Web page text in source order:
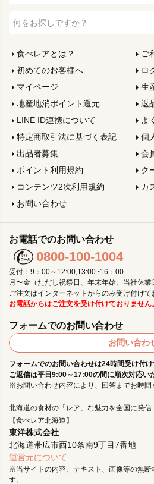
食べレアとは？
ご
初めてのお客様へ
ロ
マイページ
生
地産地消ポイント還元
返
LINE ID連携について
よ
特定商取引法に基づく表記
個
出品者募集
会
ポイント利用規約
ク
コンテンツ2次利用規約
カ
お問い合わせ
北海道の食材の「レア」な魅力を全国に発信
【食べレア北海道】
東洋株式会社
北海道帯広市西10条南9丁目7番地
運営元について
※当サイトの内容、テキスト、画像等の無断
す。
お電話でのお問い合わせ
0800-100-1004
受付：9：00～12:00,13:00~16：00
月〜金（ただし祝祭日、年末年始、当社休業
ご注文はインターネットからのみ受け付けて
お電話からはご注文を受け付けておりません。
フォームでのお問い合わせ
お問い合わ
フォームでのお問い合わせは24時間受け付け
ご返信は平日9:00～17:00の間に順次対応い
※お問い合わせ内容により、回答までお時